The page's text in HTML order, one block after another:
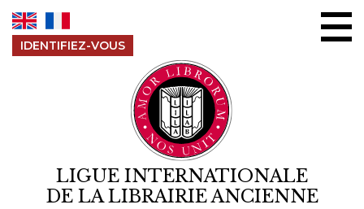
IDENTIFIEZ-VOUS
LIGUE INTERNATIONALE
DE LA LIBRAIRIE ANCIENNE